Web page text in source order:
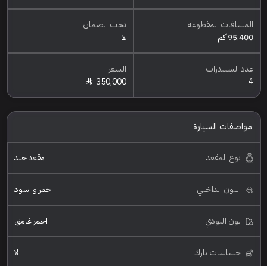
المسافات المقطوعه
95,400 كم
تحت الضمان
لا
عدد السلندرات
4
السعر
350,000
مواصفات السيارة
نوع المقعد مقعد جلد
اللون الداخلي احمر و اسود
لون البودي احمر غامق
حساسات بارك لا